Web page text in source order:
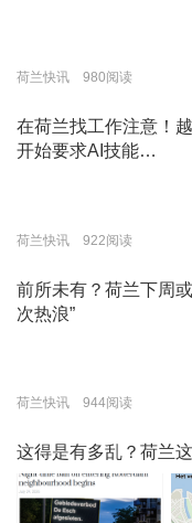
荷兰快讯 980阅读
在荷兰找工作注意！
开始要求AI技能…
荷兰快讯 922阅读
前所未有？荷兰下周
次热浪”
荷兰快讯 944阅读
这得是有多乱？荷兰